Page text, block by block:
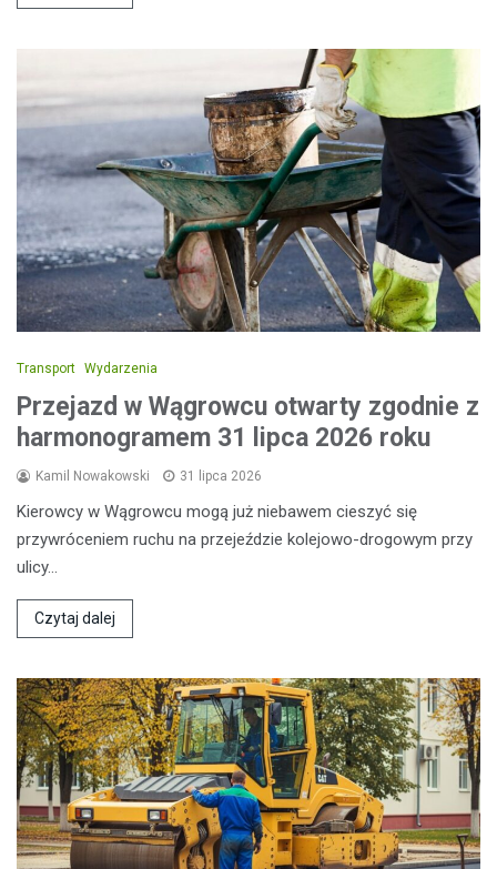
Transport Wydarzenia
Przejazd w Wągrowcu otwarty zgodnie z
harmonogramem 31 lipca 2026 roku
Kamil Nowakowski 31 lipca 2026
Kierowcy w Wągrowcu mogą już niebawem cieszyć się
przywróceniem ruchu na przejeździe kolejowo-drogowym przy
ulicy…
Czytaj dalej